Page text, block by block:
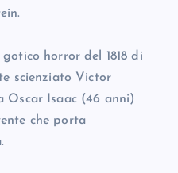
horror del 1818 di
scienziato Victor
Oscar Isaac (46 anni)
che porta